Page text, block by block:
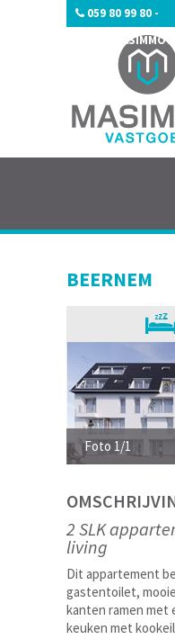
059 80 99 80 -
BEERNEM
Foto 1/1
2 SLK
living
Dit appartement
gastentoilet,
kanten ramen met
keuken met